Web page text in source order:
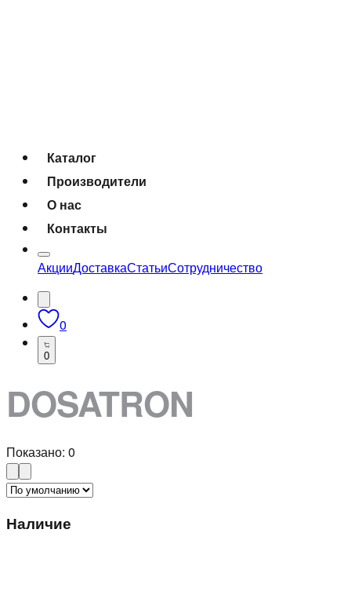
Каталог
Производители
О нас
Контакты
АкцииДоставкаСтатьиСотрудничество
0
0
DOSATRON
Показано: 0
Наличие